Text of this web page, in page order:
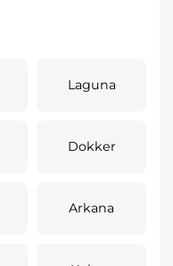
Laguna
Dokker
Arkana